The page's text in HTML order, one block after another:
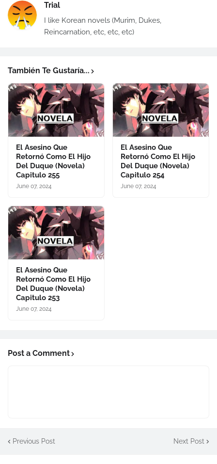
Trial
I like Korean novels (Murim, Dukes,
Reincarnation, etc, etc, etc)
También Te Gustaría...
El Asesino Que
Retornó Como El Hijo
Del Duque (Novela)
Capitulo 255
June 07, 2024
El Asesino Que
Retornó Como El Hijo
Del Duque (Novela)
Capitulo 254
June 07, 2024
El Asesino Que
Retornó Como El Hijo
Del Duque (Novela)
Capitulo 253
June 07, 2024
Post a Comment
Previous Post Next Post